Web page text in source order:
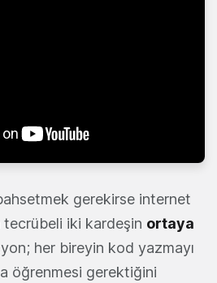
gerekirse internet
tecrübeli iki kardeşin ortaya
her bireyin kod yazmayı
öğrenmesi gerektiğini